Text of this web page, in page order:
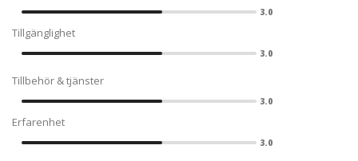
3.0
Tillgänglighet
3.0
Tillbehör & tjänster
3.0
Erfarenhet
3.0